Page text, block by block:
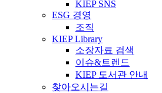
KIEP SNS
ESG 경영
조직
KIEP Library
소장자료 검색
이슈&트렌드
KIEP 도서관 안내
찾아오시는길